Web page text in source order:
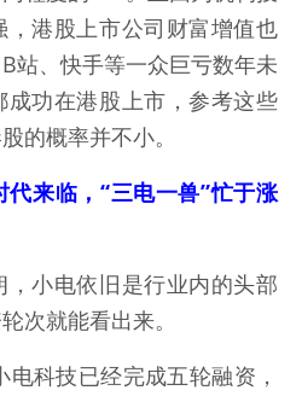
港股上市公司财富增值也
站、快手等一众巨亏数年未
功在港股上市，参考这些
的概率并不小。
来临，“三电一兽”忙于涨
小电依旧是行业内的头部
次就能看出来。
科技已经完成五轮融资，